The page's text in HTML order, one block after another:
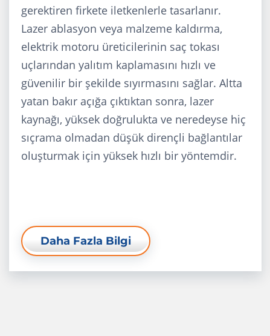
gerektiren firkete iletkenlerle tasarlanır.
Lazer ablasyon veya malzeme kaldırma,
elektrik motoru üreticilerinin saç tokası
uçlarından yalıtım kaplamasını hızlı ve
güvenilir bir şekilde sıyırmasını sağlar. Altta
yatan bakır açığa çıktıktan sonra, lazer
kaynağı, yüksek doğrulukta ve neredeyse hiç
sıçrama olmadan düşük dirençli bağlantılar
oluşturmak için yüksek hızlı bir yöntemdir.
Daha Fazla Bilgi